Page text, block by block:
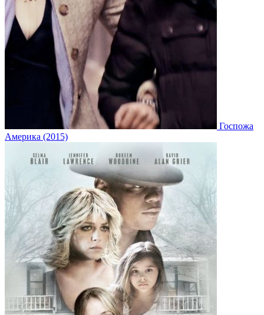
Госпожа
Америка (2015)